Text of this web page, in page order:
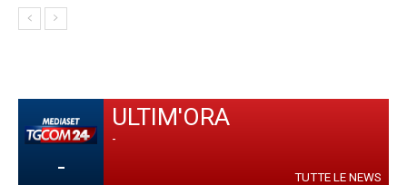
-
ULTIM'ORA
-
TUTTE LE NEWS